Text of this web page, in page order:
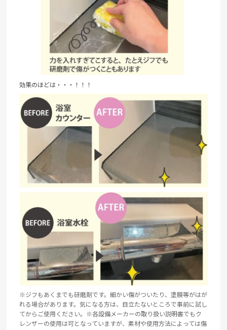
効果のほどは・・・！！！
※ジフもあくまでも研磨剤です。細かい傷がついたり、塗膜等がはが
れる場合があります。気になる方は、目立たないところで事前に試し
てからご使用ください。※各設備メーカーの取り扱い説明書でもク
レンザーの使用は可となっていますが、素材や使用方法によっては傷